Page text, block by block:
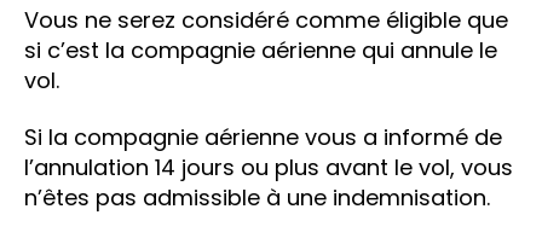
Vous ne serez considéré comme éligible que
si c’est la compagnie aérienne qui annule le
vol.
Si la compagnie aérienne vous a informé de
l’annulation 14 jours ou plus avant le vol, vous
n’êtes pas admissible à une indemnisation.